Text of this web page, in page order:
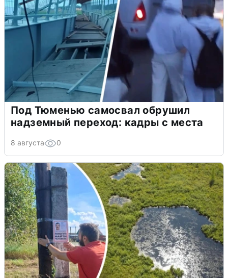
Под Тюменью самосвал обрушил
надземный переход: кадры с места
8 августа 0